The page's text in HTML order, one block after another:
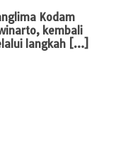
Kodam
kembali
langkah […]